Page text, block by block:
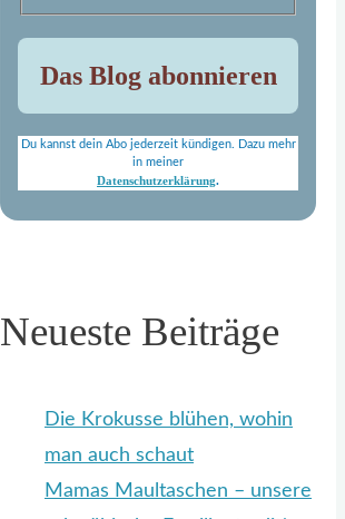
Du kannst dein Abo jederzeit kündigen. Dazu mehr
in meiner
Datenschutzerklärung.
Neueste Beiträge
Die Krokusse blühen, wohin
man auch schaut
Mamas Maultaschen – unsere